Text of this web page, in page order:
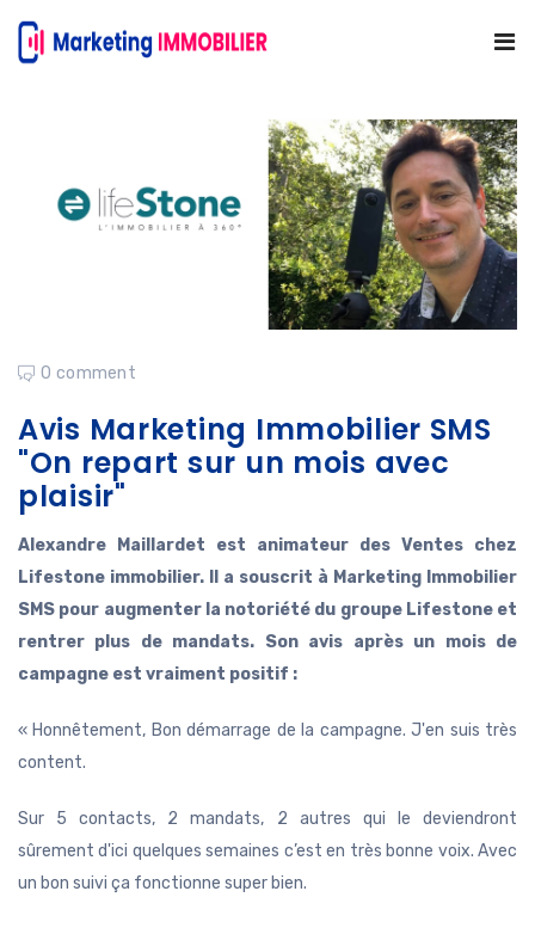
0 comment
Avis Marketing Immobilier SMS
"On repart sur un mois avec
plaisir"
Alexandre Maillardet est animateur des Ventes chez
Lifestone immobilier. Il a souscrit à Marketing Immobilier
SMS pour augmenter la notoriété du groupe Lifestone et
rentrer plus de mandats. Son avis après un mois de
campagne est vraiment positif :
« Honnêtement, Bon démarrage de la campagne. J'en suis très
content.
Sur 5 contacts, 2 mandats, 2 autres qui le deviendront
sûrement d'ici quelques semaines c’est en très bonne voix. Avec
un bon suivi ça fonctionne super bien.